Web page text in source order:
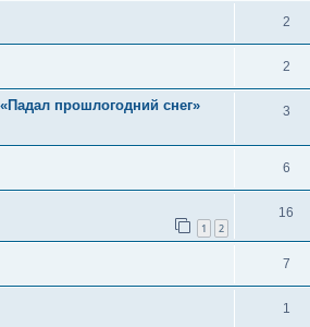
2
2
прошлогодний снег»
3
6
1 2
16
7
1